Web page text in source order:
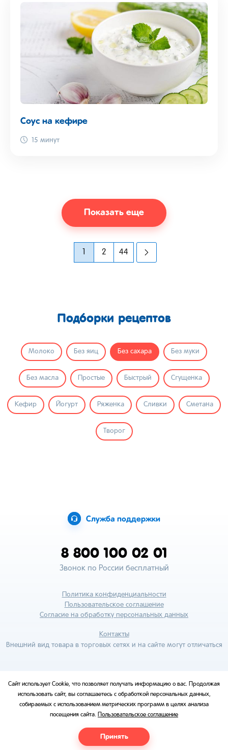
Соус на кефире
15 минут
Показать еще
1 2 44
Подборки рецептов
Молоко Без яиц Без сахара Без муки
Без масла Простые Быстрый Сгущенка
Кефир Йогурт Ряженка Сливки Сметана
Творог
Служба поддержки
8 800 100 02 01
Звонок по России бесплатный
Политика конфиденциальности
Пользовательское соглашение
Согласие на обработку персональных данных
Контакты
Внешний вид товара в торговых сетях и на сайте могут отличаться
Сайт использует Cookie, что позволяет получать информацию о вас. Продолжая
использовать сайт, вы соглашаетесь с обработкой персональных данных,
собираемых с использованием метрических программ в целях анализа
посещения сайта. Пользовательское соглашение
Принять